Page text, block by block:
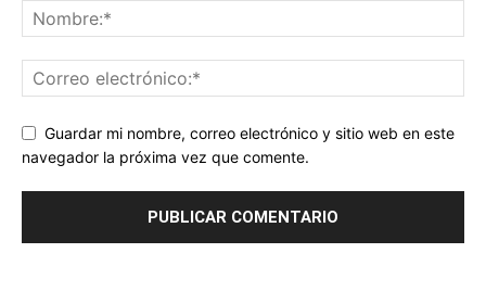
Guardar mi nombre, correo electrónico y sitio web en este
navegador la próxima vez que comente.